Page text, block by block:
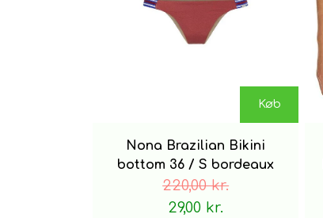
Køb
Nona Brazilian Bikini
bottom 36 / S bordeaux
220,00 kr.
29,00 kr.